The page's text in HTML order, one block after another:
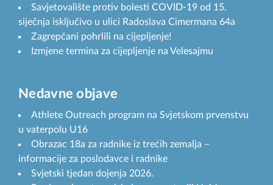
Savjetovalište protiv bolesti COVID-19 od 15.
siječnja isključivo u ulici Radoslava Cimermana 64a
Zagrepčani pohrlili na cijepljenje!
Izmjene termina za cijepljenje na Velesajmu
Nedavne objave
Athlete Outreach program na Svjetskom prvenstvu
u vaterpolu U16
Obrazac 18a za radnike iz trećih zemalja –
informacije za poslodavce i radnike
Svjetski tjedan dojenja 2026.